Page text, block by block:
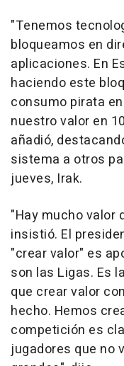
"Tenemos
bloqueamos en
aplicaciones. En
haciendo este
consumo pirata
nuestro valor en
añadió,
sistema a otros
jueves, Irak.
"Hay mucho valor
insistió. El
"crear valor" es
son las Ligas. Es
que crear valor
hecho. Hemos
competición es
jugadores que no